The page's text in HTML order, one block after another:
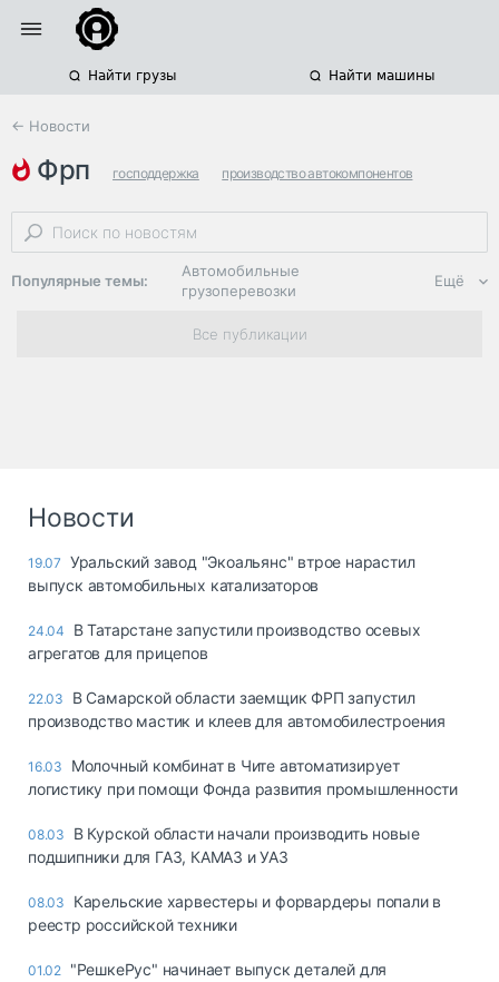
Найти грузы Найти машины
← Новости
фрп господдержка производство автокомпонентов
инвестиции
Популярные темы:
Автомобильные
грузоперевозки
Региональная
логистика
опасные грузы
страхование
Склады и
грузовые
Коммерческий
транспорт
Спецтехника
запчасти, шины
Ещё
Все публикации
Новости
19.07 Уральский завод "Экоальянс" втрое нарастил
выпуск автомобильных катализаторов
24.04
В Татарстане запустили производство осевых
агрегатов для прицепов
22.03
В Самарской области заемщик ФРП запустил
производство мастик и клеев для автомобилестроения
16.03
Молочный комбинат в Чите автоматизирует
логистику при помощи Фонда развития промышленности
08.03
В Курской области начали производить новые
подшипники для ГАЗ, КАМАЗ и УАЗ
08.03
Карельские харвестеры и форвардеры попали в
реестр российской техники
01.02 "РешкеРус" начинает выпуск деталей для